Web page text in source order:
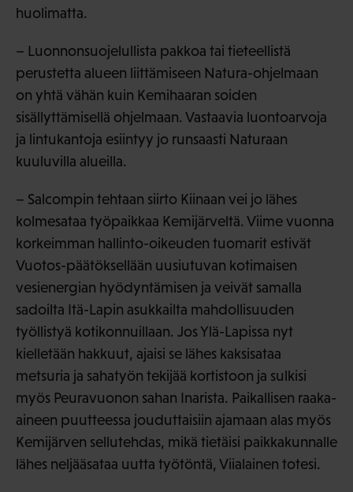
huolimatta.
– Luonnonsuojelullista pakkoa tai tieteellistä
perustetta alueen liittämiseen Natura-ohjelmaan
on yhtä vähän kuin Kemihaaran soiden
sisällyttämisellä ohjelmaan. Vastaavia luontoarvoja
ja lintukantoja esiintyy jo runsaasti Naturaan
kuuluvilla alueilla.
– Salcompin tehtaan siirto Kiinaan vei jo lähes
kolmesataa työpaikkaa Kemijärveltä. Viime vuonna
korkeimman hallinto-oikeuden tuomarit estivät
Vuotos-päätöksellään uusiutuvan kotimaisen
vesienergian hyödyntämisen ja veivät samalla
sadoilta Itä-Lapin asukkailta mahdollisuuden
työllistyä kotikonnuillaan. Jos Ylä-Lapissa nyt
kielletään hakkuut, ajaisi se lähes kaksisataa
metsuria ja sahatyön tekijää kortistoon ja sulkisi
myös Peuravuonon sahan Inarista. Paikallisen raaka-
aineen puutteessa jouduttaisiin ajamaan alas myös
Kemijärven sellutehdas, mikä tietäisi paikkakunnalle
lähes neljääsataa uutta työtöntä, Viialainen totesi.